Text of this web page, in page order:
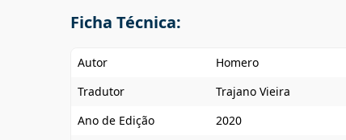
Ficha Técnica:
Autor
Homero
Tradutor
Trajano Vieira
Ano de Edição
2020